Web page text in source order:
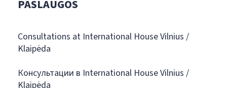
PASLAUGOS
Consultations at International House Vilnius /
Klaipėda
Консультации в International House Vilnius /
Klaipėda